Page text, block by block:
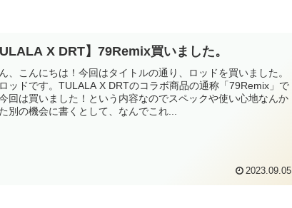
X DRT】79Remix買いました。
、こんにちは！今回はタイトルの通り、ロッドを買いました。
ッドです。TULALA X DRTのコラボ商品の通称「79Remix」で
回は買いました！という内容なのでスペックや使い心地なんか
別の機会に書くとして、なんでこれ...
2023.09.05